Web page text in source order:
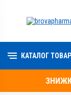
КАТАЛОГ